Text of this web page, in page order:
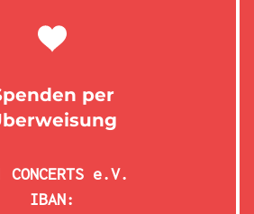
per
e.V.
IBAN: